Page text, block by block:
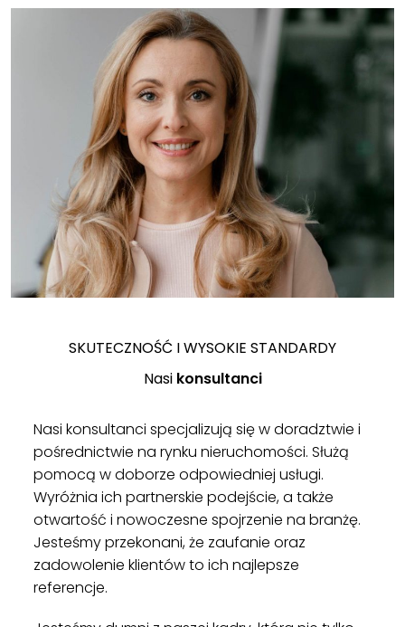
SKUTECZNOŚĆ I WYSOKIE STANDARDY
Nasi konsultanci
Nasi konsultanci specjalizują się w doradztwie i
pośrednictwie na rynku nieruchomości. Służą
pomocą w doborze odpowiedniej usługi.
Wyróżnia ich partnerskie podejście, a także
otwartość i nowoczesne spojrzenie na branżę.
Jesteśmy przekonani, że zaufanie oraz
zadowolenie klientów to ich najlepsze
referencje.